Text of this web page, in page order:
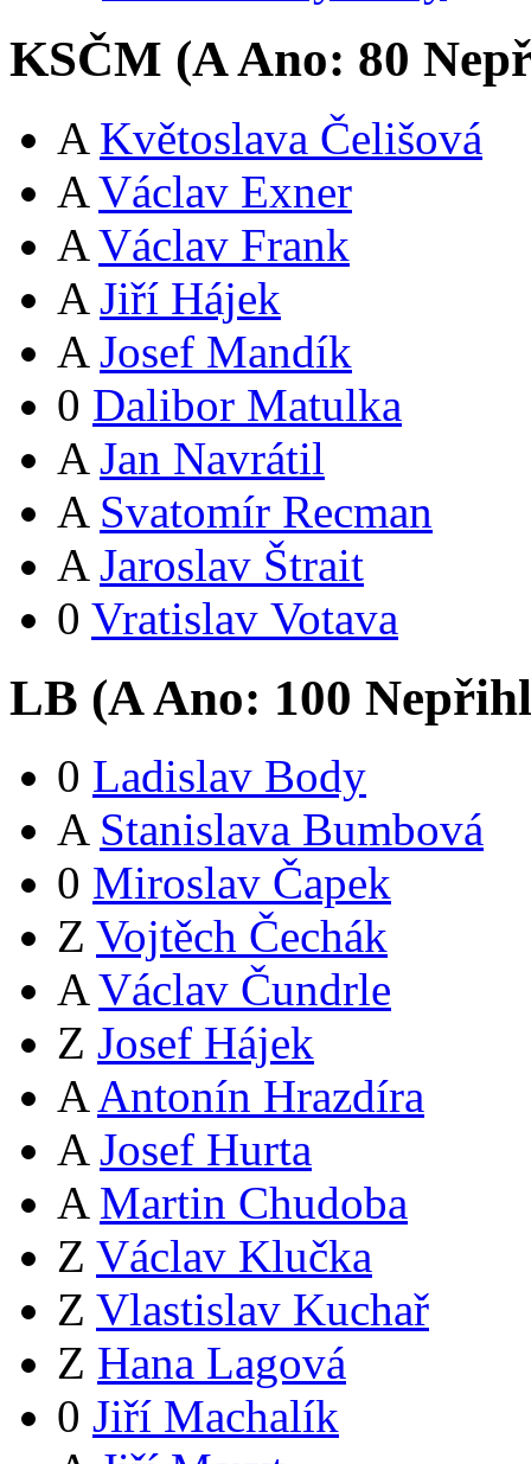
KSČM (AAno: 80
A Květoslava Čelišová
A Václav Exner
A Václav Frank
A Jiří Hájek
A Josef Mandík
0 Dalibor Matulka
A Jan Navrátil
A Svatomír Recman
A Jaroslav Štrait
0 Vratislav Votava
LB (AAno: 100
0 Ladislav Body
A Stanislava Bumbová
0 Miroslav Čapek
Z Vojtěch Čechák
A Václav Čundrle
Z Josef Hájek
A Antonín Hrazdíra
A Josef Hurta
A Martin Chudoba
Z Václav Klučka
Z Vlastislav Kuchař
Z Hana Lagová
0 Jiří Machalík